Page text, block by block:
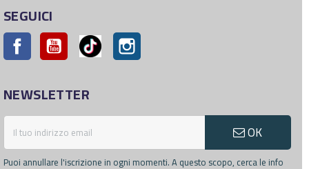
SEGUICI
Facebook YouTube Pinterest
NEWSLETTER
OK
Puoi annullare l'iscrizione in ogni momenti. A questo scopo, cerca le info